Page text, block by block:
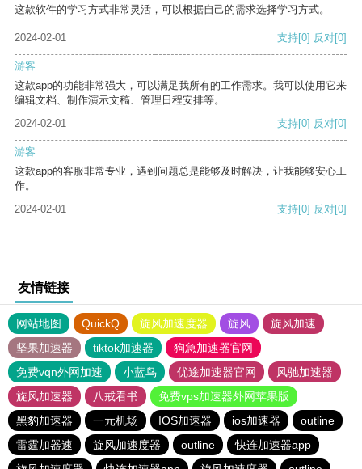
这款软件的学习方式非常灵活，可以根据自己的需求选择学习方式。
2024-02-01 支持[0] 反对[0]
游客
这款app的功能非常强大，可以满足我所有的工作需求。我可以使用它来
编辑文档、制作演示文稿、管理日程安排等。
2024-02-01
支持[0] 反对[0]
游客
这款app的客服非常专业，遇到问题总是能够及时解决，让我能够安心工
作。
2024-02-01
支持[0] 反对[0]
友情链接
网站地图 QuickQ 旋风加速度器 旋风
旋风加速
坚果加速器
tiktok加速器
狗急加速器官网
免费vqn外网加速
小蓝鸟 优途加速器官网
风驰加速器
旋风加速器
八戒看书
免费vps加速器外网苹果版
黑豹加速器
一元机场 IOS加速器 ios加速器
outline
雷霆加器速
旋风加速度器 outline
快连加速器app